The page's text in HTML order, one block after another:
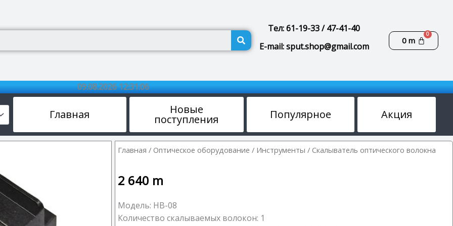
Поиск Тел: 61-19-33 / 47-41-40
E-mail: sput.shop@gmail.com
0m
09.08.2026 12:31:06
Главная Новые
поступления Популярное Акция
Главная / Оптическое оборудование / Инструменты / Скалыватель оптического волокна
2 640 m
Модель: HB-08
Количество скалываемых волокон: 1